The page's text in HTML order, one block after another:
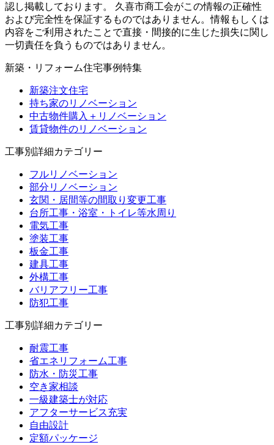
認し掲載しております。 久喜市商工会がこの情報の正確性
および完全性を保証するものではありません。情報もしくは
内容をご利用されたことで直接・間接的に生じた損失に関し
一切責任を負うものではありません。
新築・リフォーム住宅事例特集
新築注文住宅
持ち家のリノベーション
中古物件購入＋リノベーション
賃貸物件のリノベーション
工事別詳細カテゴリー
フルリノベーション
部分リノベーション
玄関・居間等の間取り変更工事
台所工事・浴室・トイレ等水周り
電気工事
塗装工事
板金工事
建具工事
外構工事
バリアフリー工事
防犯工事
工事別詳細カテゴリー
耐震工事
省エネリフォーム工事
防水・防災工事
空き家相談
一級建築士が対応
アフターサービス充実
自由設計
定額パッケージ